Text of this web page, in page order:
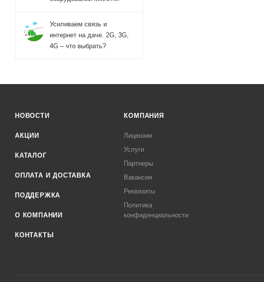
Усиливаем связь и
интернет на даче. 2G, 3G,
4G – что выбрать?
НОВОСТИ
АКЦИИ
КАТАЛОГ
ОПЛАТА И ДОСТАВКА
ПОДДЕРЖКА
О КОМПАНИИ
КОНТАКТЫ
КОМПАНИЯ
Лицензии
Услуги
Партнеры
Вакансии
Реквизиты
Политика
конфиденциальности